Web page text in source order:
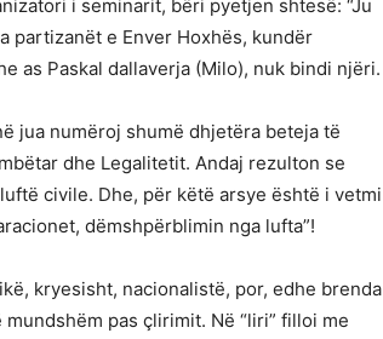
i seminarit, bëri pyetjen shtesë: “Ju
partizanët e Enver Hoxhës, kundër
as Paskal dallaverja (Milo), nuk bindi njëri.
jua numëroj shumë dhjetëra beteja të
dhe Legalitetit. Andaj rezulton se
civile. Dhe, për këtë arsye është i vetmi
dëmshpërblimin nga lufta”!
kryesisht, nacionalistë, por, edhe brenda
pas çlirimit. Në “liri” filloi me